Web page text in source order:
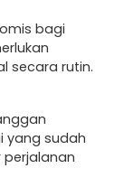
bagi
secara rutin.
yang sudah